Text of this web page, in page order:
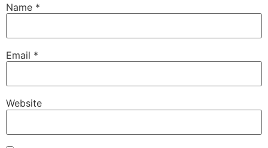
Name *
Email *
Website